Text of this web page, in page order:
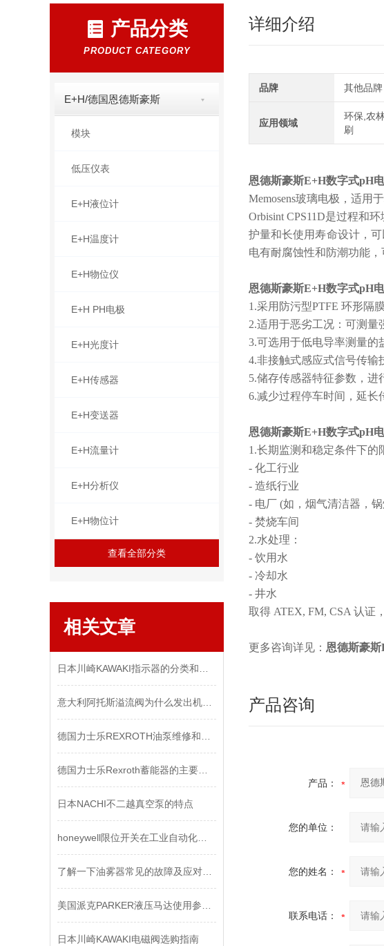
产品分类
PRODUCT CATEGORY
E+H/德国恩德斯豪斯
模块
低压仪表
E+H液位计
E+H温度计
E+H物位仪
E+H PH电极
E+H光度计
E+H传感器
E+H变送器
E+H流量计
E+H分析仪
E+H物位计
查看全部分类
相关文章
日本NACHI不二越真空泵的特点
日本川崎KAWAKI电磁阀选购指南
详细介绍
品牌 其他品牌
应用领域
环保,农
刷
恩德斯豪斯E+H数字式pH
Memosens玻璃电极，适用
Orbisint CPS11D是过程和
护量和长使用寿命设计，可
电有耐腐蚀性和防潮功能
恩德斯豪斯E+H数字式pH
1.采用防污型PTFE 环形隔
2.适用于恶劣工况：可测量
3.可选用于低电导率测量的
4.非接触式感应式信号传输
5.储存传感器特征参数，进
6.减少过程停车时间，延长
恩德斯豪斯E+H数字式pH
1.长期监测和稳定条件下的
- 化工行业
- 造纸行业
- 电厂 (如，烟气清洁器，锅
- 焚烧车间
2.水处理：
- 饮用水
- 冷却水
- 井水
取得 ATEX, FM, CSA 认证
更多咨询详见： 恩德斯豪
产品咨询
产品：
您的单位：
您的姓名：
联系电话：